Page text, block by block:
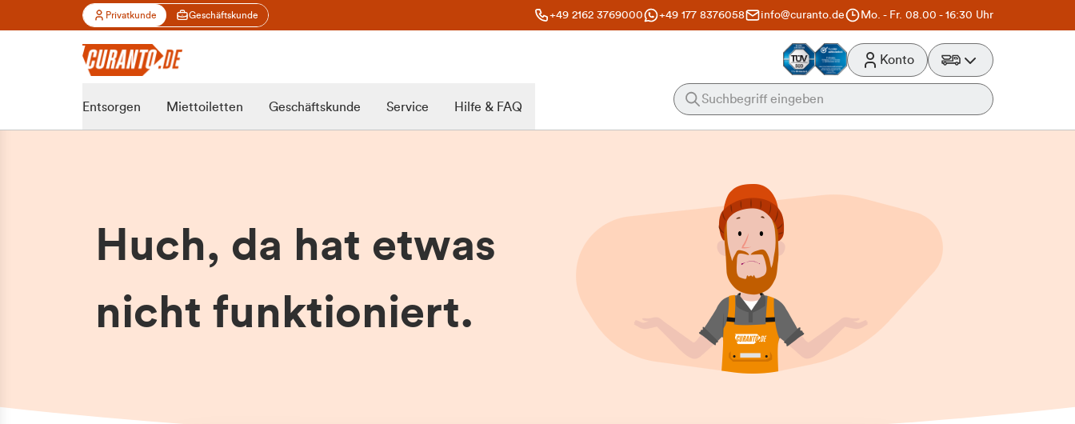
Privatkunde Geschäftskunde +49 2162 3769000 +49 177 8376058 info@curanto.de Mo. - Fr. 08.00 - 16:30 Uhr
Konto
Entsorgen Miettoiletten Geschäftskunde Service Hilfe & FAQ
Huch, da hat etwas
nicht funktioniert.